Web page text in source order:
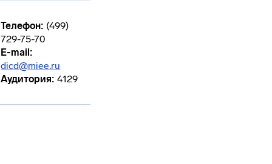
Телефон: (499)
729-75-70
E-mail:
dicd@miee.ru
Аудитория: 4129